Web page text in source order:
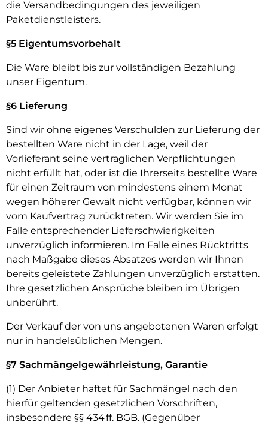
die Versandbedingungen des jeweiligen
Paketdienstleisters.
§5 Eigentumsvorbehalt
Die Ware bleibt bis zur vollständigen Bezahlung
unser Eigentum.
§6 Lieferung
Sind wir ohne eigenes Verschulden zur Lieferung der
bestellten Ware nicht in der Lage, weil der
Vorlieferant seine vertraglichen Verpflichtungen
nicht erfüllt hat, oder ist die Ihrerseits bestellte Ware
für einen Zeitraum von mindestens einem Monat
wegen höherer Gewalt nicht verfügbar, können wir
vom Kaufvertrag zurücktreten. Wir werden Sie im
Falle entsprechender Lieferschwierigkeiten
unverzüglich informieren. Im Falle eines Rücktritts
nach Maßgabe dieses Absatzes werden wir Ihnen
bereits geleistete Zahlungen unverzüglich erstatten.
Ihre gesetzlichen Ansprüche bleiben im Übrigen
unberührt.
Der Verkauf der von uns angebotenen Waren erfolgt
nur in handelsüblichen Mengen.
§7 Sachmängelgewährleistung, Garantie
(1) Der Anbieter haftet für Sachmängel nach den
hierfür geltenden gesetzlichen Vorschriften,
insbesondere §§ 434 ff. BGB. (Gegenüber